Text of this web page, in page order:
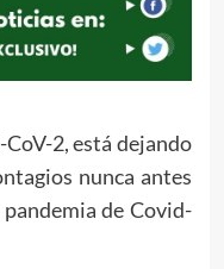
2, está dejando
nunca antes
de Covid-